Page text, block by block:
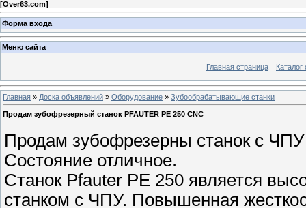
[Over63.com]
Форма входа
Меню сайта
Главная страница Каталог
Главная » Доска объявлений » Оборудование » Зубообрабатывающие станки
Продам зубофрезерный станок PFAUTER PE 250 CNC
Продам зубофрезерны станок с
Состояние отличное.
Станок Pfauter PE 250 является
станком с ЧПУ. Повышенная